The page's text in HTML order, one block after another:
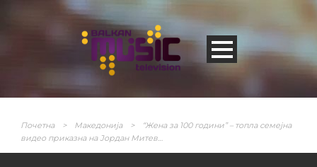
Почетна > Македонија >
“Жена за 100 години” – топла семејна
видео приказна на Јордан Митев…